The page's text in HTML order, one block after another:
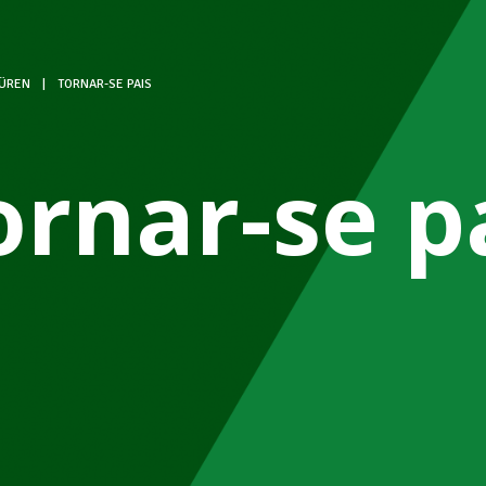
TORNAR-SE PAIS
se